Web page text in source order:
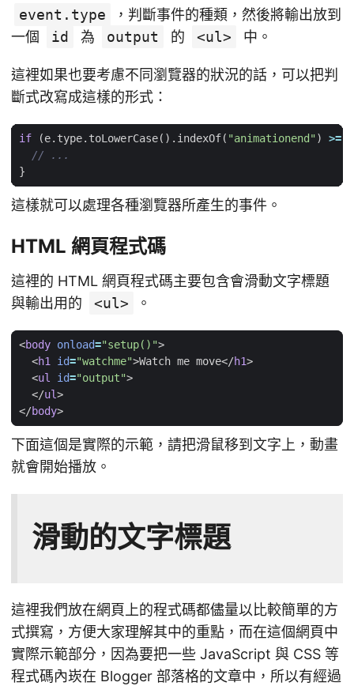
event.type
，判斷事件的種類，然後將輸出放到
一個
id 為 output 的 <ul> 中。
這裡如果也要考慮不同瀏覽器的狀況的話，可以把判
斷式改寫成這樣的形式：
if (e. type. toLowerCase(). indexOf( "animationend") >=
}
這樣就可以處理各種瀏覽器所產生的事件。
HTML 網頁程式碼
這裡的 HTML 網頁程式碼主要包含會滑動文字標題
與輸出用的
<ul> 。
<body onload="setup()">
<h1 id="watchme">Watch me move</h1>
<ul id="output">
</ul>
</body>
下面這個是實際的示範，請把滑鼠移到文字上，動畫
就會開始播放。
滑動的文字標題
這裡我們放在網頁上的程式碼都儘量以比較簡單的方
式撰寫，方便大家理解其中的重點，而在這個網頁中
實際示範部分，因為要把一些 JavaScript 與 CSS 等
程式碼內崁在 Blogger 部落格的文章中，所以有經過